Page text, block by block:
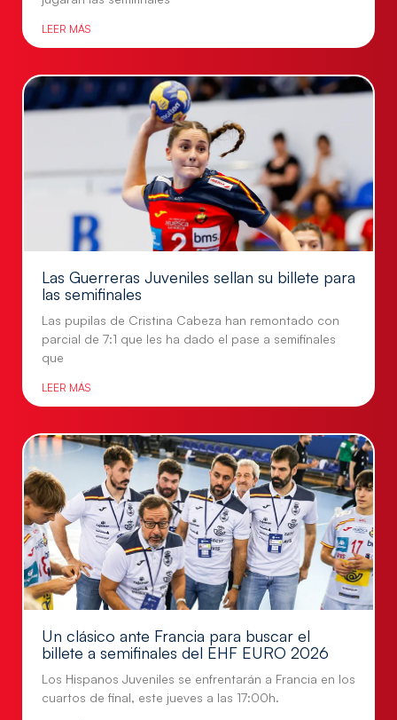
LEER MÁS
Las Guerreras Juveniles sellan su billete para
las semifinales
Las pupilas de Cristina Cabeza han remontado con
parcial de 7:1 que les ha dado el pase a semifinales
que
LEER MÁS
Un clásico ante Francia para buscar el
billete a semifinales del EHF EURO 2026
Los Hispanos Juveniles se enfrentarán a Francia en los
cuartos de final, este jueves a las 17:00h.